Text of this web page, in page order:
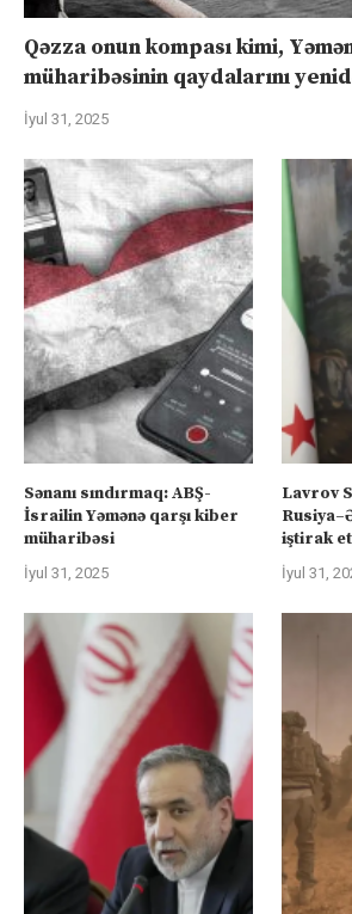
Qəzza onun kompası kimi,
müharibəsinin qaydalarını
İyul 31, 2025
Sənanı sındırmaq: ABŞ-
İsrailin Yəmənə qarşı kiber
müharibəsi
İyul 31, 2025
Lavrov
iştirak
İyul 31,